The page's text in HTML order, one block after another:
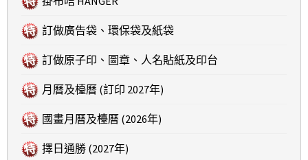
訂做廣告袋、環保袋及紙袋
訂做原子印、圖章、人名貼紙及印台
月曆及檯曆 (訂印 2027年)
國畫月曆及檯曆 (2026年)
擇日通勝 (2027年)